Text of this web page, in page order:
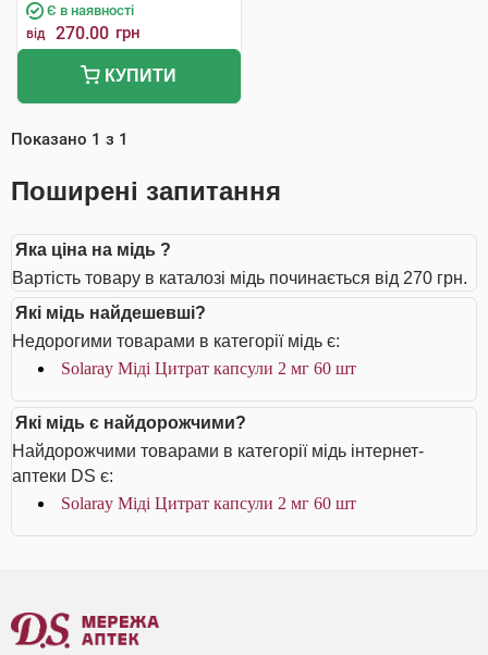
Є в наявності
від 270.00 грн
КУПИТИ
Показано 1 з 1
Поширені запитання
Яка ціна на мідь ?
Вартість товару в каталозі мідь починається від 270 грн.
Які мідь найдешевші?
Недорогими товарами в категорії мідь є:
Solaray Міді Цитрат капсули 2 мг 60 шт
Які мідь є найдорожчими?
Найдорожчими товарами в категорії мідь інтернет-
аптеки DS є:
Solaray Міді Цитрат капсули 2 мг 60 шт